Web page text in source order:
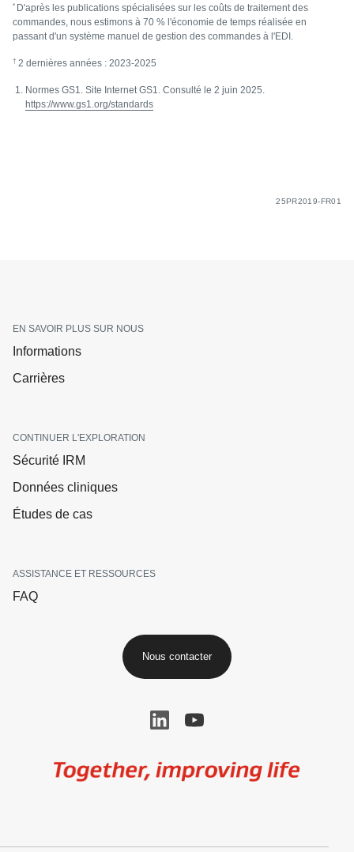
* D'après les publications spécialisées sur les coûts de traitement des
commandes, nous estimons à 70 % l'économie de temps réalisée en
passant d'un système manuel de gestion des commandes à l'EDI.
† 2 dernières années : 2023-2025
Normes GS1. Site Internet GS1. Consulté le 2 juin 2025.
https://www.gs1.org/standards
25PR2019-FR01
EN SAVOIR PLUS SUR NOUS
Informations
Carrières
CONTINUER L'EXPLORATION
Sécurité IRM
Données cliniques
Études de cas
ASSISTANCE ET RESSOURCES
FAQ
Nous contacter